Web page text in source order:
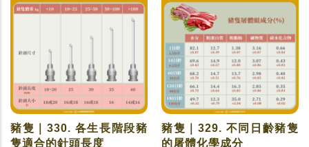
豬隻｜330. 各生長階段豬
隻適合的針頭長度
豬隻｜329. 不同日齡豬隻
的屠體化學成分